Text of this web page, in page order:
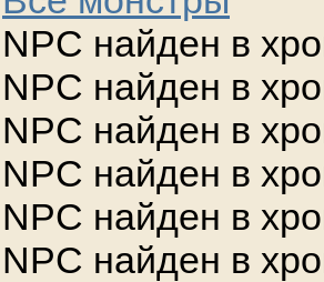
NPC найден в
NPC найден в
NPC найден в
NPC найден в
NPC найден в
NPC найден в